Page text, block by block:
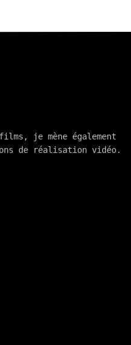
je mène également
de réalisation vidéo.